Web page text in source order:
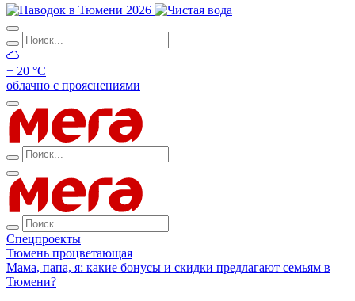
+ 20 °С
облачно с прояснениями
Спецпроекты
Тюмень процветающая
Мама, папа, я: какие бонусы и скидки предлагают семьям в
Тюмени?